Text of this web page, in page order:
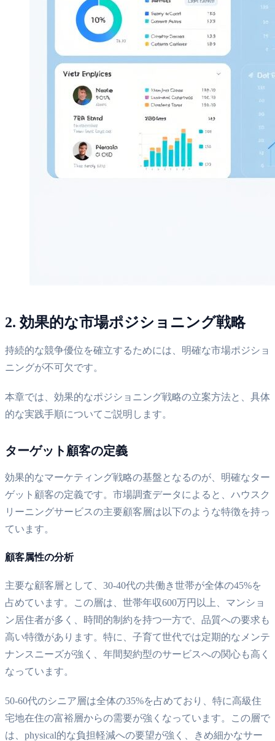
2. 効果的な市場ポジショニング戦略
持続的な競争優位を確立するためには、明確な市場ポジショ
ニングが不可欠です。
本章では、効果的なポジショニング戦略の立案方法と、具体
的な実践手順についてご説明します。
ターゲット顧客の定義
効果的なマーケティング戦略の基盤となるのが、明確なター
ゲット顧客の定義です。市場調査データによると、ハウスク
リーニングサービスの主要顧客層は以下のような特徴を持っ
ています。
顧客属性の分析
主要な顧客層として、30-40代の共働き世帯が全体の45%を
占めています。この層は、世帯年収600万円以上、マンショ
ン居住者が多く、時間的制約を持つ一方で、品質への要求も
高い特徴があります。特に、子育て世代では定期的なメンテ
ナンスニーズが強く、年間契約型のサービスへの関心も高く
なっています。
50-60代のシニア層は全体の35%を占めており、特に高級住
宅地在住の富裕層からの需要が強くなっています。この層で
は、physical的な負担軽減への要望が強く、きめ細かなサー